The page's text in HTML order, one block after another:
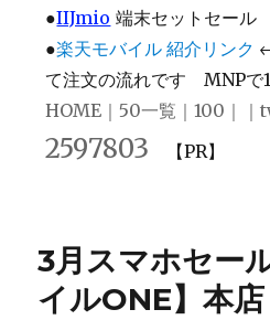
●IIJmio 端末セットセール
●楽天モバイル 紹介リンク
て注文の流れです MNPで
HOME ｜ 50一覧 ｜100 ｜｜
2597803 【PR】
3月スマホセー
イルONE】本